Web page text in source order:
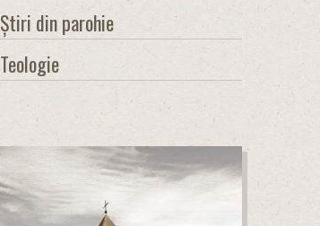
Știri din parohie
Teologie